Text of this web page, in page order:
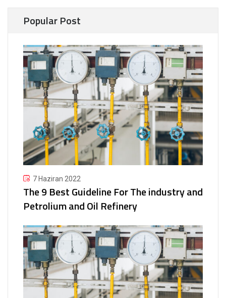
Popular Post
7 Haziran 2022
The 9 Best Guideline For The industry and
Petrolium and Oil Refinery